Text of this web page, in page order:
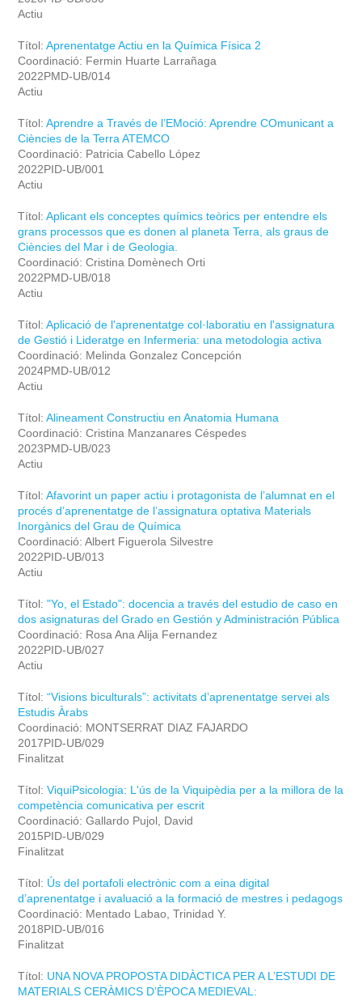
Actiu
Títol: Aprenentatge Actiu en la Química Física 2
Coordinació: Fermin Huarte Larrañaga
2022PMD-UB/014
Actiu
Títol: Aprendre a Través de l’EMoció: Aprendre COmunicant a
Ciències de la Terra ATEMCO
Coordinació: Patricia Cabello López
2022PID-UB/001
Actiu
Títol: Aplicant els conceptes químics teòrics per entendre els
grans processos que es donen al planeta Terra, als graus de
Ciències del Mar i de Geologia.
Coordinació: Cristina Domènech Orti
2022PMD-UB/018
Actiu
Títol: Aplicació de l'aprenentatge col·laboratiu en l'assignatura
de Gestió i Lideratge en Infermeria: una metodologia activa
Coordinació: Melinda Gonzalez Concepción
2024PMD-UB/012
Actiu
Títol: Alineament Constructiu en Anatomia Humana
Coordinació: Cristina Manzanares Céspedes
2023PMD-UB/023
Actiu
Títol: Afavorint un paper actiu i protagonista de l’alumnat en el
procés d’aprenentatge de l’assignatura optativa Materials
Inorgànics del Grau de Química
Coordinació: Albert Figuerola Silvestre
2022PID-UB/013
Actiu
Títol: "Yo, el Estado": docencia a través del estudio de caso en
dos asignaturas del Grado en Gestión y Administración Pública
Coordinació: Rosa Ana Alija Fernandez
2022PID-UB/027
Actiu
Títol: “Visions biculturals”: activitats d’aprenentatge servei als
Estudis Àrabs
Coordinació: MONTSERRAT DIAZ FAJARDO
2017PID-UB/029
Finalitzat
Títol: ViquiPsicologia: L'ús de la Viquipèdia per a la millora de la
competència comunicativa per escrit
Coordinació: Gallardo Pujol, David
2015PID-UB/029
Finalitzat
Títol: Ús del portafoli electrònic com a eina digital
d’aprenentatge i avaluació a la formació de mestres i pedagogs
Coordinació: Mentado Labao, Trinidad Y.
2018PID-UB/016
Finalitzat
Títol: UNA NOVA PROPOSTA DIDÀCTICA PER A L’ESTUDI DE
MATERIALS CERÀMICS D’ÈPOCA MEDIEVAL: